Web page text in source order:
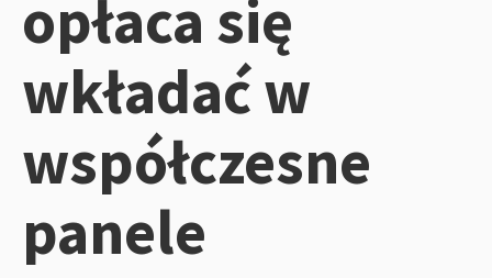
opłaca się
wkładać w
współczesne
panele